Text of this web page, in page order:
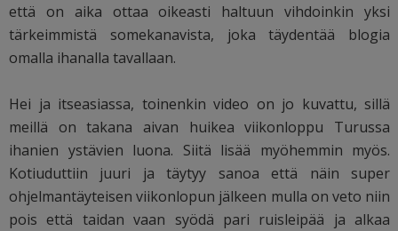
että on aika ottaa oikeasti haltuun vihdoinkin yksi
tärkeimmistä somekanavista, joka täydentää blogia
omalla ihanalla tavallaan.
Hei ja itseasiassa, toinenkin video on jo kuvattu, sillä
meillä on takana aivan huikea viikonloppu Turussa
ihanien ystävien luona. Siitä lisää myöhemmin myös.
Kotiuduttiin juuri ja täytyy sanoa että näin super
ohjelmantäyteisen viikonlopun jälkeen mulla on veto niin
pois että taidan vaan syödä pari ruisleipää ja alkaa